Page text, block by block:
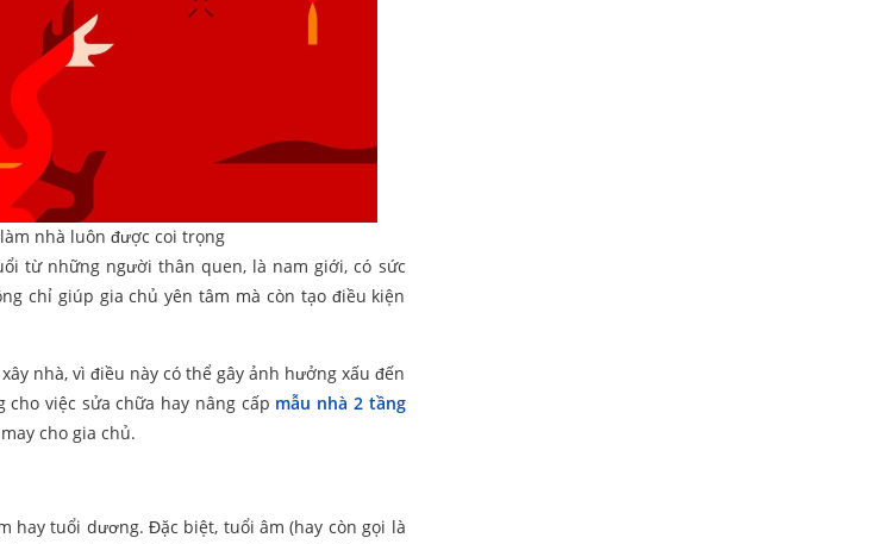
nhà luôn được coi trọng
từ những người thân quen, là nam giới, có sức
chỉ giúp gia chủ yên tâm mà còn tạo điều kiện
nhà, vì điều này có thể gây ảnh hưởng xấu đến
việc sửa chữa hay nâng cấp mẫu nhà 2 tầng
cho gia chủ.
hay tuổi dương. Đặc biệt, tuổi âm (hay còn gọi là